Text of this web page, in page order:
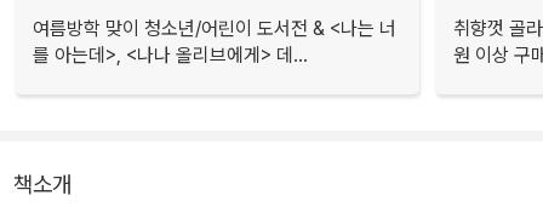
여름방학 맞이 청소년/어린이 도서전 & <나는 너
를 아는데>, <나나 올리브에게> 데...
취향껏 골
원 이상 구
책소개